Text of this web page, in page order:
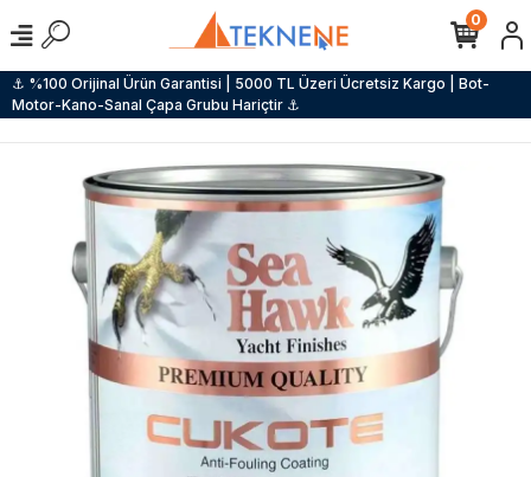
⚓ %100 Orijinal Ürün Garantisi | 5000 TL Üzeri Ücretsiz Kargo | Bot-
Motor-Kano-Sanal Çapa Grubu Hariçtir ⚓
0